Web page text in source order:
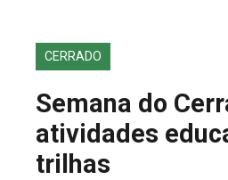
EDIÇÕES ANTERIORES
FALE CONOSCO
CERRADO
Semana do
atividades
trilhas